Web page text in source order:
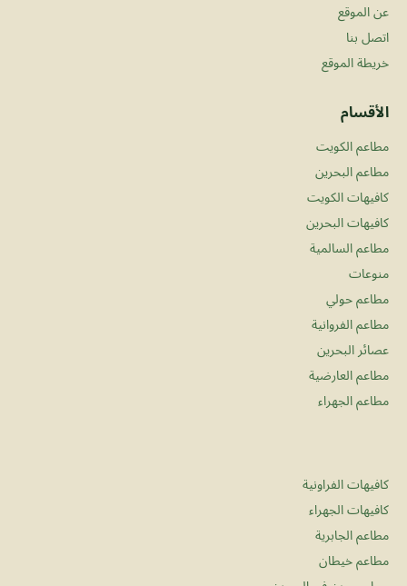
عن الموقع
اتصل بنا
خريطة الموقع
الأقسام
مطاعم الكويت
مطاعم البحرين
كافيهات الكويت
كافيهات البحرين
مطاعم السالمية
منوعات
مطاعم حولي
مطاعم الفروانية
عصائر البحرين
مطاعم العارضية
مطاعم الجهراء
كافيهات الفراونية
كافيهات الجهراء
مطاعم الجابرية
مطاعم خيطان